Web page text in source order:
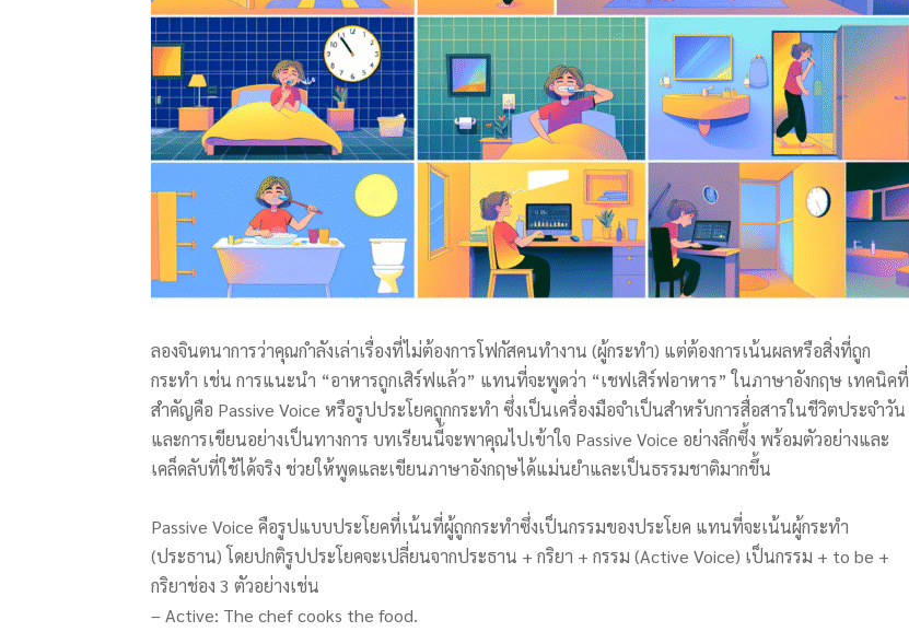
ลองจินตนาการว่าคุณกำลังเล่าเรื่องที่ไม่ต้องการโฟกัสคนทำงาน (ผู้กระทำ) แต่ต้องการเน้นผลหรือสิ่งที่ถูก
กระทำ เช่น การแนะนำ “อาหารถูกเสิร์ฟแล้ว” แทนที่จะพูดว่า “เชฟเสิร์ฟอาหาร” ในภาษาอังกฤษ เทคนิคที่
สำคัญคือ Passive Voice หรือรูปประโยคถูกกระทำ ซึ่งเป็นเครื่องมือจำเป็นสำหรับการสื่อสารในชีวิตประจำวัน
และการเขียนอย่างเป็นทางการ บทเรียนนี้จะพาคุณไปเข้าใจ Passive Voice อย่างลึกซึ้ง พร้อมตัวอย่างและ
เคล็ดลับที่ใช้ได้จริง ช่วยให้พูดและเขียนภาษาอังกฤษได้แม่นยำและเป็นธรรมชาติมากขึ้น
Passive Voice คือรูปแบบประโยคที่เน้นที่ผู้ถูกกระทำซึ่งเป็นกรรมของประโยค แทนที่จะเน้นผู้กระทำ
(ประธาน) โดยปกติรูปประโยคจะเปลี่ยนจากประธาน + กริยา + กรรม (Active Voice) เป็นกรรม + to be +
กริยาช่อง 3 ตัวอย่างเช่น
– Active: The chef cooks the food.